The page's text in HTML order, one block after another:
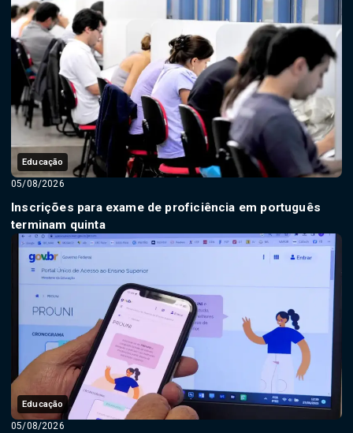
Educação
05/08/2026
Inscrições para exame de proficiência em português
terminam quinta
Educação
05/08/2026